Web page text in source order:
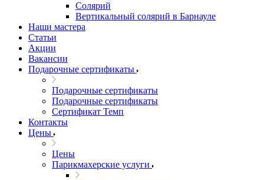
Солярий
Вертикальный солярий в Барнауле
Наши мастера
Статьи
Акции
Вакансии
Подарочные сертификаты
Подарочные сертификаты
Подарочные сертификаты
Сертификат Темп
Контакты
Цены
Цены
Парикмахерские услуги